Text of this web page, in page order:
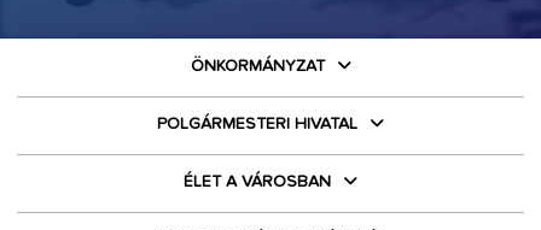
ÖNKORMÁNYZAT
POLGÁRMESTERI HIVATAL
ÉLET A VÁROSBAN